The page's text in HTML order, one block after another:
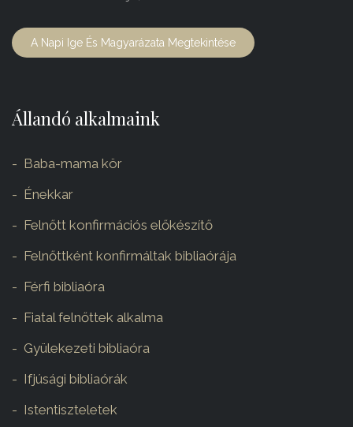
A Napi Ige És Magyarázata Megtekintése
Állandó alkalmaink
Baba-mama kör
Énekkar
Felnőtt konfirmációs előkészítő
Felnőttként konfirmáltak bibliaórája
Férfi bibliaóra
Fiatal felnőttek alkalma
Gyülekezeti bibliaóra
Ifjúsági bibliaórák
Istentiszteletek